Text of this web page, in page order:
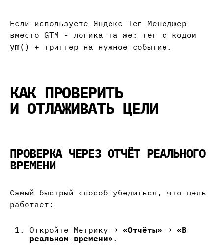
Если используете Яндекс Тег Менеджер
вместо GTM - логика та же: тег с кодом
ym() + триггер на нужное событие.
КАК ПРОВЕРИТЬ
И ОТЛАЖИВАТЬ ЦЕЛИ
ПРОВЕРКА ЧЕРЕЗ ОТЧЁТ РЕАЛЬНОГО
ВРЕМЕНИ
Самый быстрый способ убедиться, что цель
работает:
Откройте Метрику → «Отчёты» → «В
реальном времени» .